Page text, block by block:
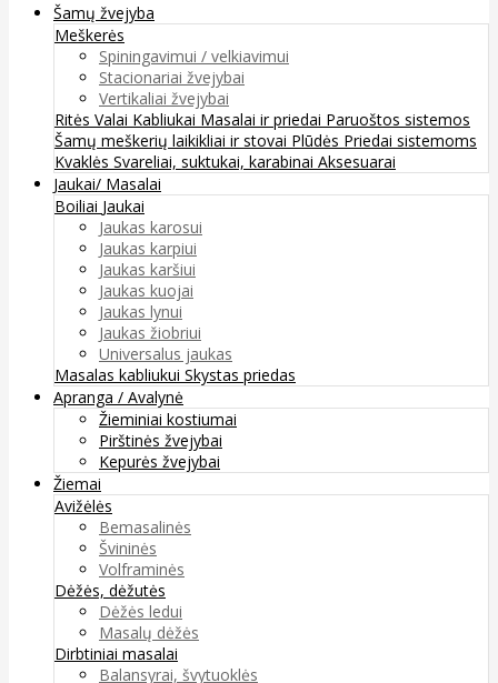
Šamų žvejyba
Meškerės
Spiningavimui / velkiavimui
Stacionariai žvejybai
Vertikaliai žvejybai
Ritės Valai Kabliukai Masalai ir priedai Paruoštos sistemos
Šamų meškerių laikikliai ir stovai Plūdės Priedai sistemoms
Kvaklės Svareliai, suktukai, karabinai Aksesuarai
Jaukai/ Masalai
Boiliai Jaukai
Jaukas karosui
Jaukas karpiui
Jaukas karšiui
Jaukas kuojai
Jaukas lynui
Jaukas žiobriui
Universalus jaukas
Masalas kabliukui Skystas priedas
Apranga / Avalynė
Žieminiai kostiumai
Pirštinės žvejybai
Kepurės žvejybai
Žiemai
Avižėlės
Bemasalinės
Švininės
Volframinės
Dėžės, dėžutės
Dėžės ledui
Masalų dėžės
Dirbtiniai masalai
Balansyrai, švytuoklės